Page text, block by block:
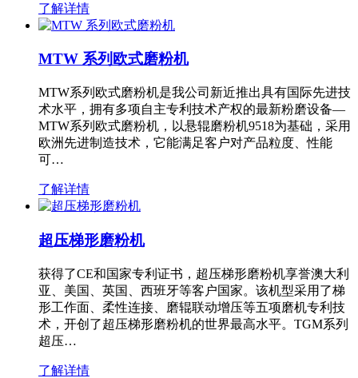
了解详情
MTW 系列欧式磨粉机
MTW系列欧式磨粉机是我公司新近推出具有国际先进技
术水平，拥有多项自主专利技术产权的最新粉磨设备—
MTW系列欧式磨粉机，以悬辊磨粉机9518为基础，采用
欧洲先进制造技术，它能满足客户对产品粒度、性能
可…
了解详情
超压梯形磨粉机
获得了CE和国家专利证书，超压梯形磨粉机享誉澳大利
亚、美国、英国、西班牙等客户国家。该机型采用了梯
形工作面、柔性连接、磨辊联动增压等五项磨机专利技
术，开创了超压梯形磨粉机的世界最高水平。TGM系列
超压…
了解详情